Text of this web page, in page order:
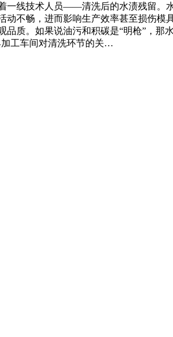
线技术人员——清洗后的水渍残留。
不畅，进而影响生产效率甚至损伤
质。如果说油污和积碳是“明枪”，那
加工车间对清洗环节的关…